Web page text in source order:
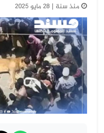
منذ سنة | 28 مايو 2025